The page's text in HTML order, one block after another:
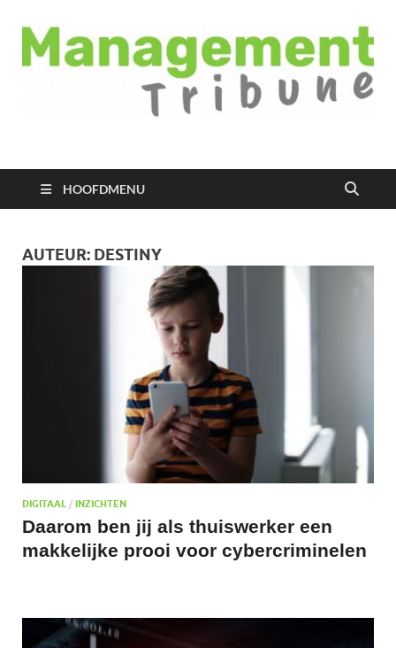
Managementtribune
HOOFDMENU
AUTEUR: DESTINY
DIGITAAL / INZICHTEN
Daarom ben jij als thuiswerker een
makkelijke prooi voor cybercriminelen